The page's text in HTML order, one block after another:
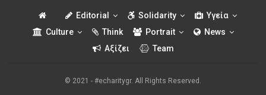
Editorial Solidarity
Υγεία
Culture
Think Portrait
News
Αξίζει
Team
© 2021 - #echaritygr. All Rights Reserved.